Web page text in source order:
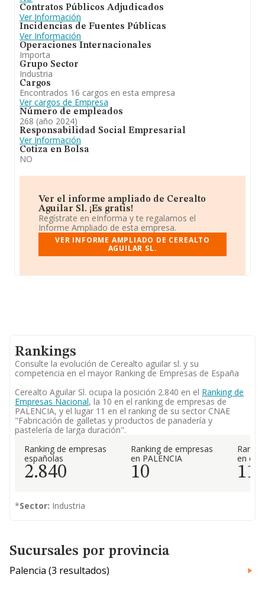
Contratos Públicos Adjudicados
Ver Información
Incidencias de Fuentes Públicas
Ver Información
Operaciones Internacionales
Importa
Grupo Sector
Industria
Cargos
Encontrados 16 cargos en esta empresa
Ver cargos de Empresa
Número de empleados
268 (año 2024)
Responsabilidad Social Empresarial
Ver Información
Cotiza en Bolsa
NO
Ver el informe ampliado de Cerealto
Aguilar Sl. ¡Es gratis!
Regístrate en eInforma y te regalamos el
Informe Ampliado de esta empresa.
VER INFORME AMPLIADO DE CEREALTO
AGUILAR SL.
Rankings
Consulte la evolución de Cerealto aguilar sl. y su
competencia en el mayor Ranking de Empresas de España
Cerealto Aguilar Sl. ocupa la posición 2.840 en el Ranking de
Empresas Nacional, la 10 en el ranking de empresas de
PALENCIA, y el lugar 11 en el ranking de su sector CNAE
"Fabricación de galletas y productos de panadería y
pastelería de larga duración".
Ranking de empresas
españolas
2.840
Ranking de empresas
en PALENCIA
10
en el
11
*Sector: Industria
Sucursales por provincia
Palencia (3 resultados)